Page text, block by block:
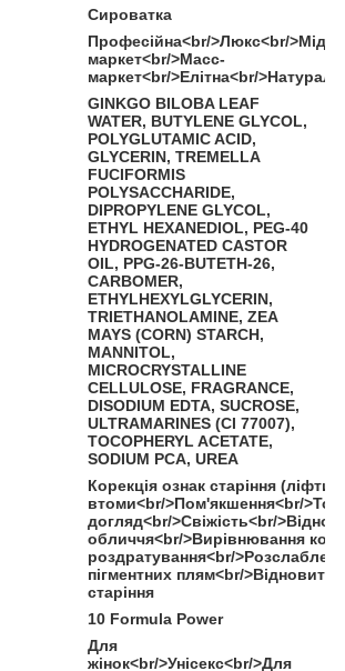
Сироватка
Професійна<br/>Люкс<br/
маркет<br/>Масс-
маркет<br/>Елітна<br/
GINKGO BILOBA LEAF
WATER, BUTYLENE GLYCOL,
POLYGLUTAMIC ACID,
GLYCERIN, TREMELLA
FUCIFORMIS
POLYSACCHARIDE,
DIPROPYLENE GLYCOL,
ETHYL HEXANEDIOL, PEG-40
HYDROGENATED CASTOR
OIL, PPG-26-BUTETH-26,
CARBOMER,
ETHYLHEXYLGLYCERIN,
TRIETHANOLAMINE, ZEA
MAYS (CORN) STARCH,
MANNITOL,
MICROCRYSTALLINE
CELLULOSE, FRAGRANCE,
DISODIUM EDTA, SUCROSE,
ULTRAMARINES (CI 77007),
TOCOPHERYL ACETATE,
SODIUM PCA, UREA
Корекція ознак старіння
втоми<br/>Пом'якшення<br/
догляд<br/>Свіжість<br/
обличчя<br/>Вирівнювання
роздратування<br/
пігментних плям<br/
старіння
10 Formula Power
Для
жінок<br/>Унісекс<br/>Для